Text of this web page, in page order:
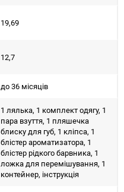
19,69
12,7
до 36 місяців
1 лялька, 1 комплект одягу, 1
пара взуття, 1 пляшечка
блиску для губ, 1 кліпса, 1
блістер ароматизатора, 1
блістер рідкого барвника, 1
ложка для перемішування, 1
контейнер, інструкція